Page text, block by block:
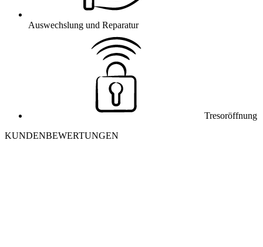
Auswechslung und Reparatur
Tresoröffnung
KUNDENBEWERTUNGEN